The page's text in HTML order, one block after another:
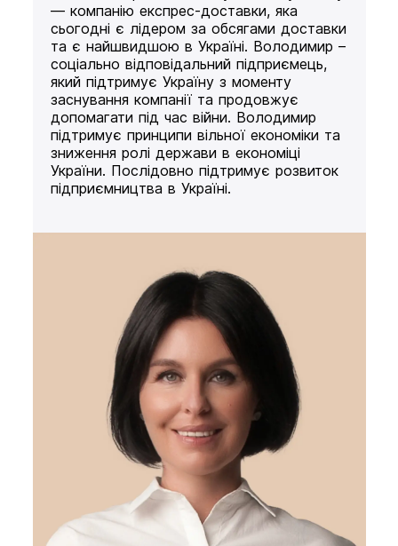
— компанію експрес-доставки, яка
сьогодні є лідером за обсягами доставки
та є найшвидшою в Україні. Володимир –
соціально відповідальний підприємець,
який підтримує Україну з моменту
заснування компанії та продовжує
допомагати під час війни. Володимир
підтримує принципи вільної економіки та
зниження ролі держави в економіці
України. Послідовно підтримує розвиток
підприємництва в Україні.